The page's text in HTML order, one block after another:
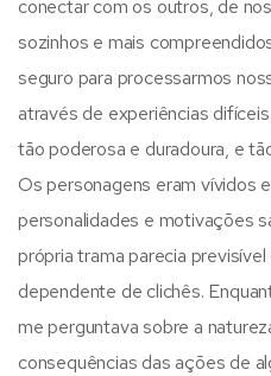
conectar com os outros, de
sozinhos e mais
seguro para processarmos
através de experiências
tão poderosa e duradoura, e
Os personagens eram vívidos
personalidades e motivações
própria trama parecia
dependente de clichês.
me perguntava sobre a
consequências das ações de